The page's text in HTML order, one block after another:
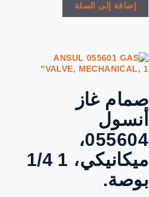
إضافة إلى السلة
صمام غاز
أنسول
055604،
ميكانيكي، 1 1/4
بوصة.